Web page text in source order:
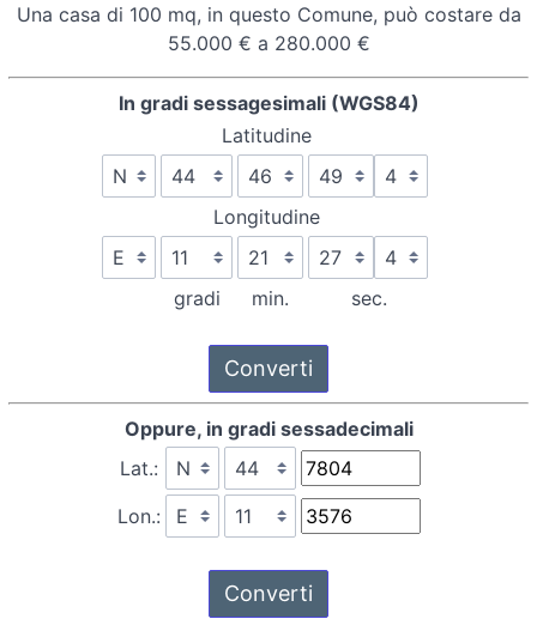
Una casa di 100 mq, in questo Comune, può costare da
55.000 € a 280.000 €
In gradi sessagesimali (WGS84)
Latitudine
Longitudine
gradi min. sec.
Oppure, in gradi sessadecimali
Lat.:
Lon.: